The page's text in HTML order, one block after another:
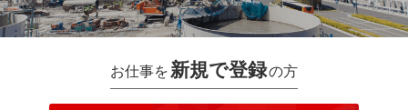
お仕事を 新規で登録の方